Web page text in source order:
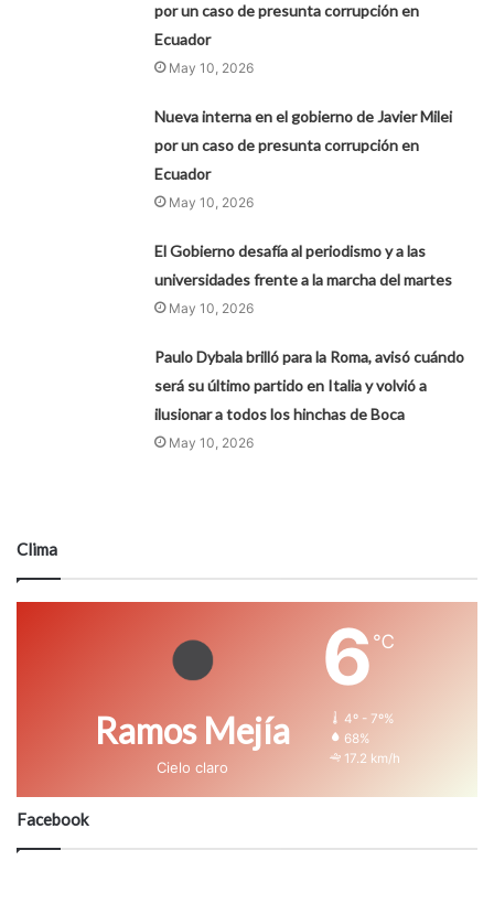
por un caso de presunta corrupción en
Ecuador
May 10, 2026
Nueva interna en el gobierno de Javier Milei
por un caso de presunta corrupción en
Ecuador
May 10, 2026
El Gobierno desafía al periodismo y a las
universidades frente a la marcha del martes
May 10, 2026
Paulo Dybala brilló para la Roma, avisó cuándo
será su último partido en Italia y volvió a
ilusionar a todos los hinchas de Boca
May 10, 2026
Clima
Ramos Mejía
Cielo claro
6 ℃
4º - 7º%
68%
17.2 km/h
Facebook